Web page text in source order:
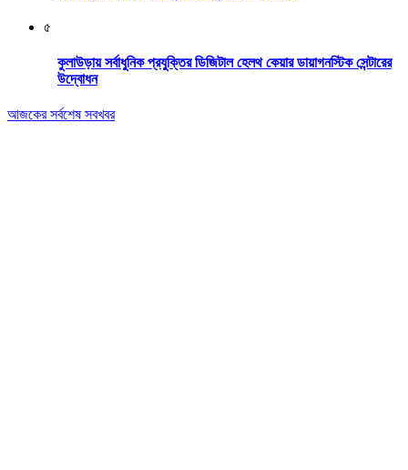
৫
কুলাউড়ায় সর্বাধুনিক প্রযুক্তির ডিজিটাল হেলথ কেয়ার ডায়াগনস্টিক সেন্টারের
উদ্বোধন
আজকের সর্বশেষ সবখবর